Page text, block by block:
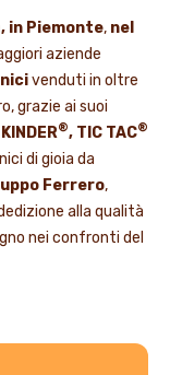
in Piemonte, nel
aziende
venduti in oltre
grazie ai suoi
®, TIC TAC®
di gioia da
Ferrero,
alla qualità
nei confronti del